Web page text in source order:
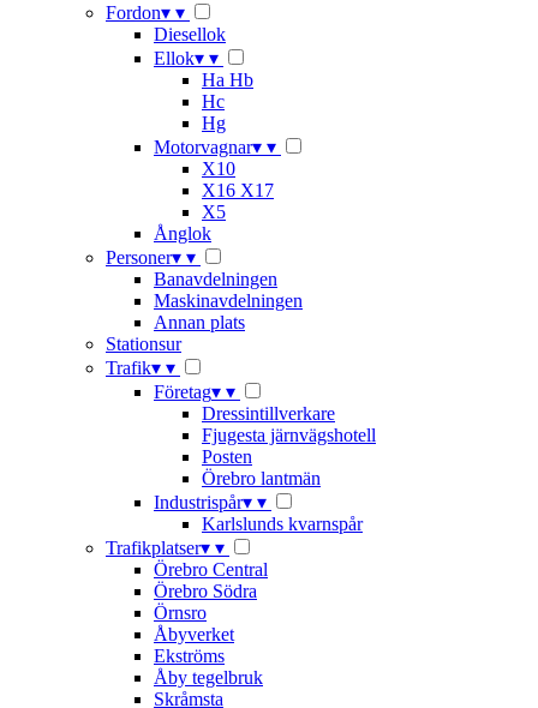
Fordon▾ ▾
Diesellok
Ellok▾ ▾
Ha Hb
Hc
Hg
Motorvagnar▾ ▾
X10
X16 X17
X5
Ånglok
Personer▾ ▾
Banavdelningen
Maskinavdelningen
Annan plats
Stationsur
Trafik▾ ▾
Företag▾ ▾
Dressintillverkare
Fjugesta järnvägshotell
Posten
Örebro lantmän
Industrispår▾ ▾
Karlslunds kvarnspår
Trafikplatser▾ ▾
Örebro Central
Örebro Södra
Örnsro
Åbyverket
Ekströms
Åby tegelbruk
Skråmsta